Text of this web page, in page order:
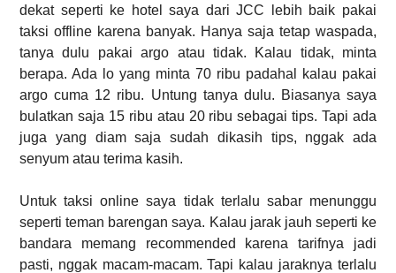
dekat seperti ke hotel saya dari JCC lebih baik pakai
taksi offline karena banyak. Hanya saja tetap waspada,
tanya dulu pakai argo atau tidak. Kalau tidak, minta
berapa. Ada lo yang minta 70 ribu padahal kalau pakai
argo cuma 12 ribu. Untung tanya dulu. Biasanya saya
bulatkan saja 15 ribu atau 20 ribu sebagai tips. Tapi ada
juga yang diam saja sudah dikasih tips, nggak ada
senyum atau terima kasih.
Untuk taksi online saya tidak terlalu sabar menunggu
seperti teman barengan saya. Kalau jarak jauh seperti ke
bandara memang recommended karena tarifnya jadi
pasti, nggak macam-macam. Tapi kalau jaraknya terlalu